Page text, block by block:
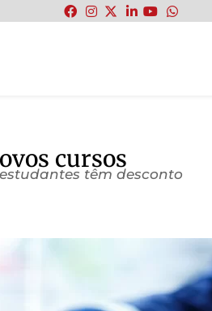
cursos
têm desconto